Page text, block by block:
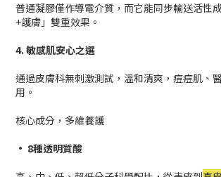
普通凝膠僅作導電介質，而它能同步輸送活性
+護膚」雙重效果。
4. 敏感肌安心之選
通過皮膚科無刺激測試，溫和清爽，痘痘肌、
用。
核心成分，多維養護
• 8種透明質酸